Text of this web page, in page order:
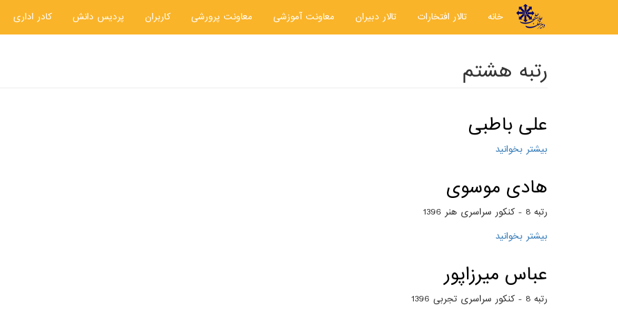
خانه
تالار افتخارات تالار دبیران معاونت آموزشی معاونت پرورشی کاربران پردیس دانش کادر اداری
رتبه هشتم
علی باطبی
بیشتر بخوانید
هادی موسوی
رتبه 8 - کنکور سراسری هنر 1396
بیشتر بخوانید
عباس میرزاپور
رتبه 8 - کنکور سراسری تجربی 1396